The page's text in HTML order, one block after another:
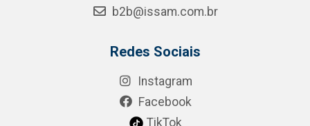
b2b@issam.com.br
Redes Sociais
Instagram
Facebook
TikTok